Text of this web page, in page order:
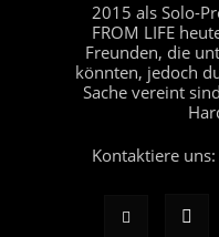
2015 als Solo-
FROM LIFE
Freunden, die
könnten, jedoch
Sache vereint
Kontaktiere uns: